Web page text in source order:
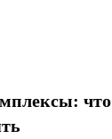
что